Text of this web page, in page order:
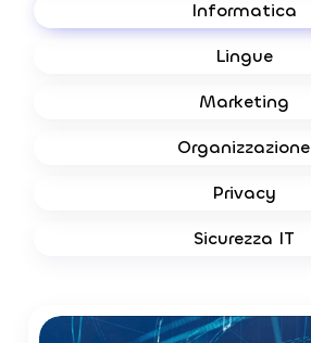
Informatica
Lingue
Marketing
Organizzazione
Privacy
Sicurezza IT